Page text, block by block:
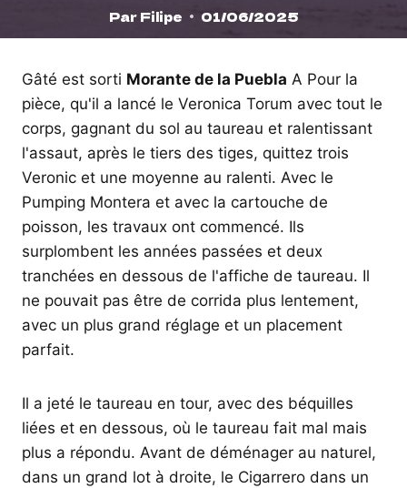
Par Filipe 01/06/2025
Gâté est sorti Morante de la Puebla A Pour la
pièce, qu'il a lancé le Veronica Torum avec tout le
corps, gagnant du sol au taureau et ralentissant
l'assaut, après le tiers des tiges, quittez trois
Veronic et une moyenne au ralenti. Avec le
Pumping Montera et avec la cartouche de
poisson, les travaux ont commencé. Ils
surplombent les années passées et deux
tranchées en dessous de l'affiche de taureau. Il
ne pouvait pas être de corrida plus lentement,
avec un plus grand réglage et un placement
parfait.
Il a jeté le taureau en tour, avec des béquilles
liées et en dessous, où le taureau fait mal mais
plus a répondu. Avant de déménager au naturel,
dans un grand lot à droite, le Cigarrero dans un